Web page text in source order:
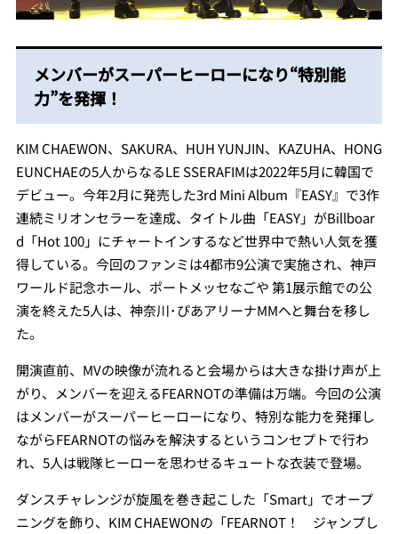
メンバーがスーパーヒーローになり“特別能
力”を発揮！
KIM CHAEWON、SAKURA、HUH YUNJIN、KAZUHA、HONG
EUNCHAEの5人からなるLE SSERAFIMは2022年5月に韓国で
デビュー。今年2月に発売した3rd Mini Album『EASY』で3作
連続ミリオンセラーを達成、タイトル曲「EASY」がBillboar
d「Hot 100」にチャートインするなど世界中で熱い人気を獲
得している。今回のファンミは4都市9公演で実施され、神戸
ワールド記念ホール、ポートメッセなごや 第1展示館での公
演を終えた5人は、神奈川･ぴあアリーナMMへと舞台を移し
た。
開演直前、MVの映像が流れると会場からは大きな掛け声が上
がり、メンバーを迎えるFEARNOTの準備は万端。今回の公演
はメンバーがスーパーヒーローになり、特別な能力を発揮し
ながらFEARNOTの悩みを解決するというコンセプトで行わ
れ、5人は戦隊ヒーローを思わせるキュートな衣装で登場。
ダンスチャレンジが旋風を巻き起こした「Smart」でオープ
ニングを飾り、KIM CHAEWONの「FEARNOT！ ジャンプし